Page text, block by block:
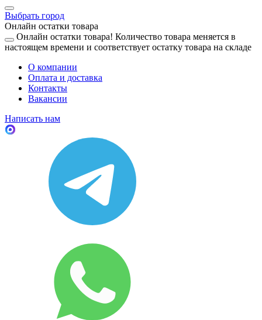
Выбрать город
Онлайн остатки товара
Онлайн остатки товара! Количество товара меняется в
настоящем времени и соответствует остатку товара на складе
О компании
Оплата и доставка
Контакты
Вакансии
Написать нам